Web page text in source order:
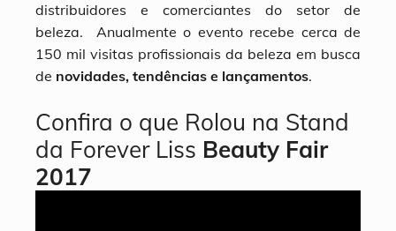
distribuidores e comerciantes do setor de
beleza. Anualmente o evento recebe cerca de
150 mil visitas profissionais da beleza em busca
de novidades, tendências e lançamentos.
Confira o que Rolou na Stand
da Forever Liss Beauty Fair
2017